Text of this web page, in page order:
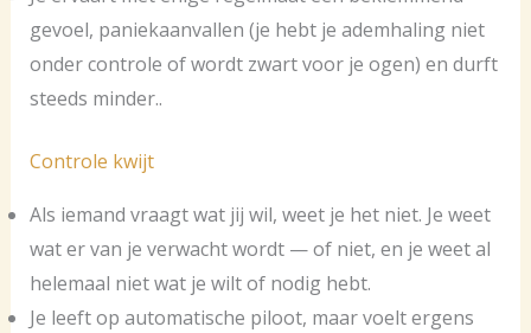
gevoel, paniekaanvallen (je hebt je ademhaling niet
onder controle of wordt zwart voor je ogen) en durft
steeds minder..
Controle kwijt
Als iemand vraagt wat jij wil, weet je het niet. Je weet
wat er van je verwacht wordt — of niet, en je weet al
helemaal niet wat je wilt of nodig hebt.
Je leeft op automatische piloot, maar voelt ergens